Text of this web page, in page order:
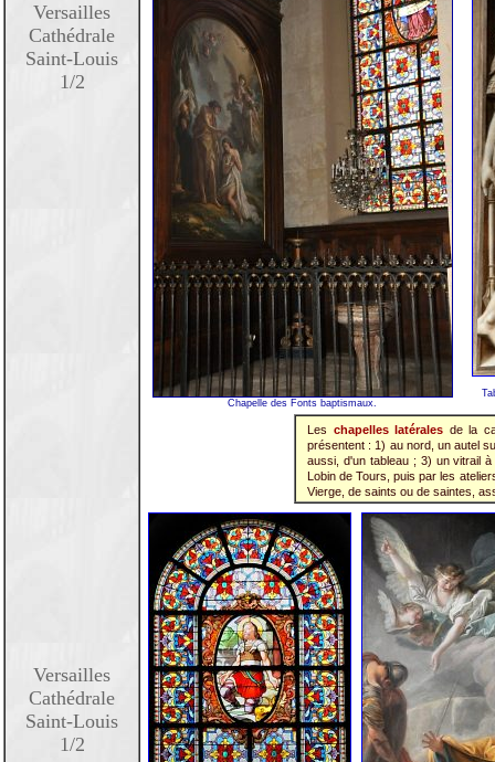
Versailles
Cathédrale
Saint-Louis
1/2
Versailles
Cathédrale
Saint-Louis
1/2
Chapelle des Fonts baptismaux.
Les chapelles latérales de la
présentent : 1) au nord, un autel
aussi, d'un tableau ; 3) un vitrail
Lobin de Tours, puis par les
Vierge, de saints ou de saintes,